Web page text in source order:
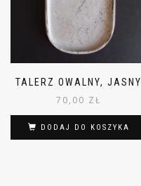
TALERZ OWALNY, JASNY
70,00 ZŁ
DODAJ DO KOSZYKA